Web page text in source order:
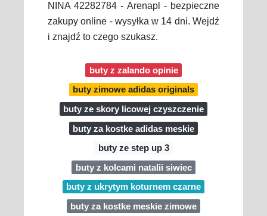
NINA 42282784 - Arenapl - bezpieczne
zakupy online - wysyłka w 14 dni. Wejdź
i znajdź to czego szukasz.
buty z zalando opinie
buty zimowe adidas originals
buty ze skory licowej czyszczenie
buty za kostke adidas meskie
buty ze step up 3
buty z kolcami natalii siwiec
buty z ukrytym koturnem czarne
buty za kostke meskie zimowe